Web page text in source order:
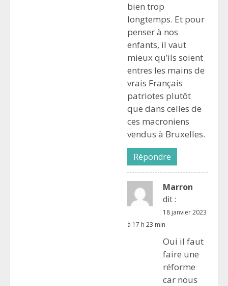
bien trop
longtemps. Et pour
penser à nos
enfants, il vaut
mieux qu’ils soient
entres les mains de
vrais Français
patriotes plutôt
que dans celles de
ces macroniens
vendus à Bruxelles.
Répondre
Marron
dit :
18 janvier 2023
à 17 h 23 min
Oui il faut
faire une
réforme
car nous